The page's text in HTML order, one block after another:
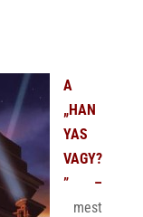
A
„HAN
YAS
VAGY?
” –
mest